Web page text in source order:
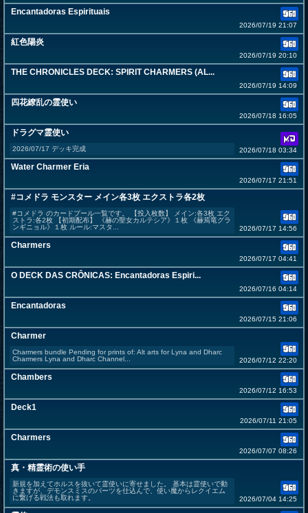
Encantadoras Espirituais
2026/07/19 21:07
紅色陽炎
2026/07/19 20:10
THE CHRONICLES DECK: SPIRIT CHARMERS (AL...
2026/07/19 14:09
四花繚乱の霊使い
2026/07/18 16:05
ドラグマ霊使い
2026/07/17 デッキ完成 2026/07/18 03:34
Water Charmer Eria
2026/07/17 21:51
#コメドラ モンスター メイン各3枚 エクストラ各2枚
#コメドラ のカードプール一覧です。 【投入枚数】 メイン:各3枚 エク
ストラ:各2枚 【初期配布】 《赫の聖女カルテシア》１枚 《赫焉竜グラ
ンギニョル》１枚 ルール:マスタ...
2026/07/17 14:56
Charmers
2026/07/17 04:41
O DECK DAS CRÔNICAS: Encantadoras Espiri...
2026/07/16 04:14
Encantadoras
2026/07/15 21:06
Charmer
Charmers bundle Pending for prints of: Alt arts for Lyna and Dharc
Charmers Lyna and Dharc Channel...
2026/07/12 22:20
Chambers
2026/07/12 16:53
Deck1
2026/07/11 21:05
Charmers
2026/07/07 08:26
真・精霊術の使い手
新規を加えてホルスを抜いて霊使いに寄せました。 基本は霊使いで動
きますが、デモンスミスのパーツを仕込んで、使い魔からレクイエム
に繋げる戦法も取れます。
2026/07/04 14:25